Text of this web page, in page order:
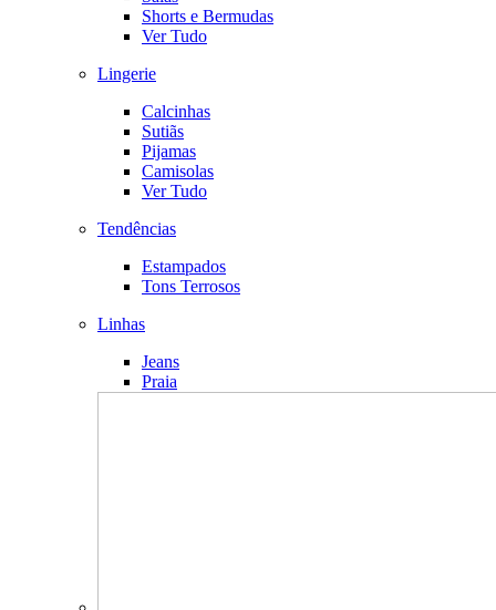
Shorts e Bermudas
Ver Tudo
Lingerie
Calcinhas
Sutiãs
Pijamas
Camisolas
Ver Tudo
Tendências
Estampados
Tons Terrosos
Linhas
Jeans
Praia